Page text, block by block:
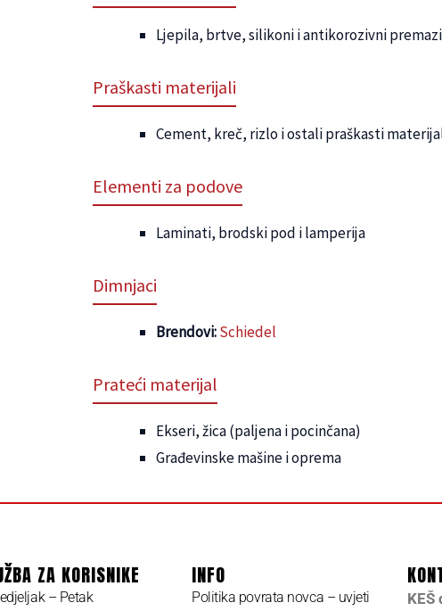
Ljepila, brtve, silikoni i antikorozivni premazi
Praškasti materijali
Cement, kreč, rizlo i ostali praškasti
Elementi za podove
Laminati, brodski pod i lamperija
Dimnjaci
Brendovi:Schiedel
Prateći materijal
Ekseri, žica (paljena i pocinčana)
Građevinske mašine i oprema
ZA KORISNIKE
– Petak
INFO
Politika povrata novca – uvjeti KEŠ